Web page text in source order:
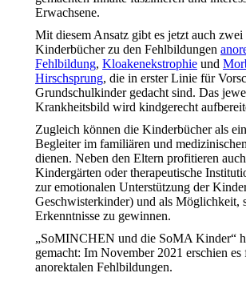
Erwachsene.
Mit diesem Ansatz gibt es jetzt auch
Kinderbücher zu den Fehlbildungen
Fehlbildung, Kloakenekstrophie und
Hirschsprung, die in erster Linie für
Grundschulkinder gedacht sind. Das
Krankheitsbild wird kindgerecht
Zugleich können die Kinderbücher als
Begleiter im familiären und
dienen. Neben den Eltern profitieren
Kindergärten oder therapeutische
zur emotionalen Unterstützung der
Geschwisterkinder) und als Möglichkeit,
Erkenntnisse zu gewinnen.
„SoMINCHEN und die SoMA Kinder“
gemacht: Im November 2021 erschien
anorektalen Fehlbildungen.